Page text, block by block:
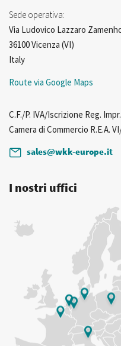
Sede operativa:
Via Ludovico Lazzaro
36100 Vicenza (VI)
Italy
Route via Google Maps
C.F./P. IVA/Iscrizione Reg.
Camera di Commercio R.E.A.
sales@wkk-europe.it
I nostri uffici